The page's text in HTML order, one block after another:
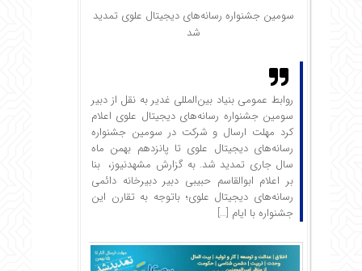
سومین جشنواره رسانه‌های دیجیتال علوی تمدید
شد
روابط عمومی بنیاد بین‌المللی غدیر به نقل از دبیر
سومین جشنواره رسانه‌های دیجیتال علوی اعلام
کرد مهلت ارسال و شرکت در سومین جشنواره
رسانه‌های دیجیتال علوی تا پانزدهم بهمن ماه
سال جاری تمدید شد. به گزارش مشهدنیوز، بنا
بر اعلام ابوالقاسم حبیبی دبیر دبیرخانه دائمی
رسانه‌های دیجیتال علوی؛ باتوجه به تقارن این
جشنواره با ایام […]